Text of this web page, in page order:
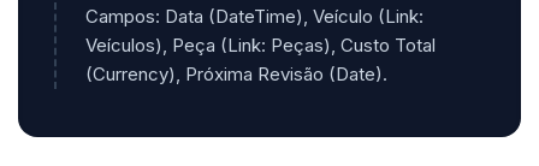
Campos: Data (DateTime), Veículo (Link:
Veículos), Peça (Link: Peças), Custo Total
(Currency), Próxima Revisão (Date).